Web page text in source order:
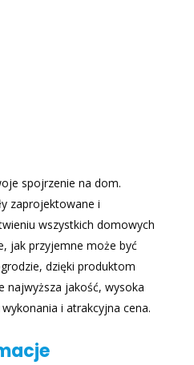
spojrzenie na dom.
zaprojektowane i
wszystkich domowych
jak przyjemne może być
dzięki produktom
najwyższa jakość, wysoka
i atrakcyjna cena.